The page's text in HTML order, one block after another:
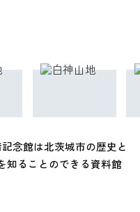
念館は北茨城市の歴史と
知ることのできる資料館